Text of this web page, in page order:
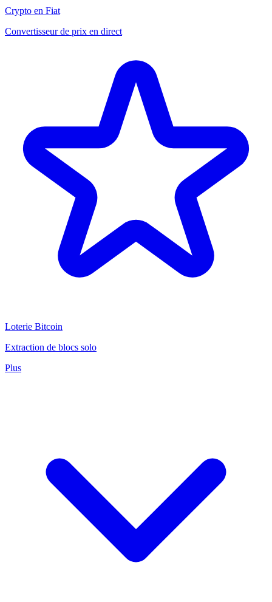
Crypto en Fiat
Convertisseur de prix en direct
Loterie Bitcoin
Extraction de blocs solo
Plus